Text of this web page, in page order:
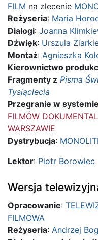
FILM na zlecenie
Reżyseria: Maria
Dialogi: Joanna
Dźwięk: Urszula
Montaż: Agnieszka
Kierownictwo
Fragmenty z Pisma
Tysiąclecia
Przegranie w systemie
FILMÓW
WARSZAWIE
Dystrybucja:
Lektor: Piotr Borowiec
Wersja
Opracowanie:
FILMOWA
Reżyseria: Andrzej